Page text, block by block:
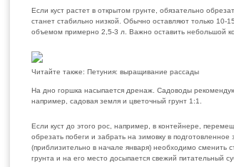
Если куст растет в открытом грунте, обязательно
станет стабильно низкой. Обычно оставляют только
объемом примерно 2,5-3 л. Важно оставить небольшой
Читайте также: Петуния: выращивание рассады
На дно горшка насыпается дренаж. Садоводы
например, садовая земля и цветочный грунт 1:1.
Если куст до этого рос, например, в контейнере,
обрезать побеги и забрать на зимовку в
(приблизительно в начале января) необходимо сменить
грунта и на его место досыпается свежий питательный